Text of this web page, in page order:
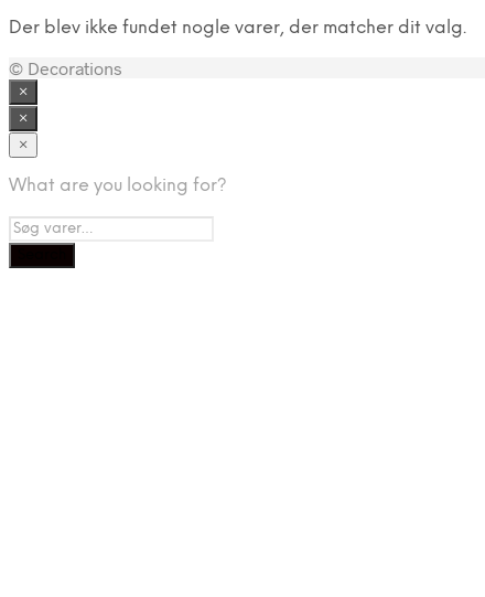
Der blev ikke fundet nogle varer, der matcher dit valg.
© Decorations
×
×
×
What are you looking for?